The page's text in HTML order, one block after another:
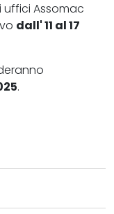
uffici Assomac
dall' 11 al 17
.